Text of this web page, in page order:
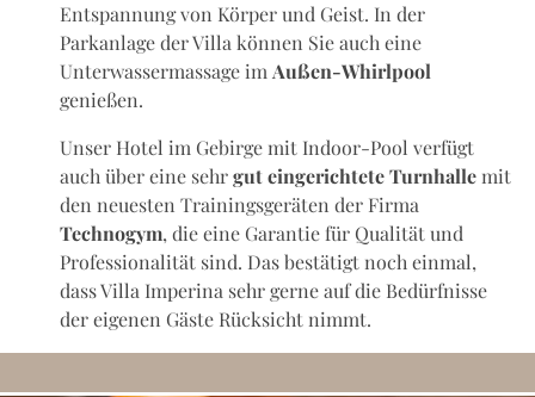
Entspannung von Körper und Geist. In der
Parkanlage der Villa können Sie auch eine
Unterwassermassage im Außen-Whirlpool
genießen.
Unser Hotel im Gebirge mit Indoor-Pool verfügt
auch über eine sehrgut eingerichtete Turnhalle mit
den neuesten Trainingsgeräten der Firma
Technogym, die eine Garantie für Qualität und
Professionalität sind. Das bestätigt noch einmal,
dass Villa Imperina sehr gerne auf die Bedürfnisse
der eigenen Gäste Rücksicht nimmt.